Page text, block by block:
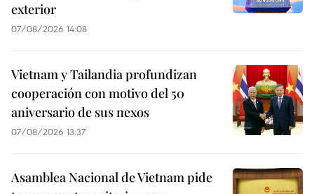
exterior
07/08/2026 14:08
Vietnam y Tailandia profundizan
cooperación con motivo del 50
aniversario de sus nexos
07/08/2026 13:37
Asamblea Nacional de Vietnam pide